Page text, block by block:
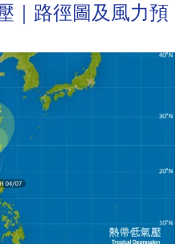
｜路徑圖及風力預